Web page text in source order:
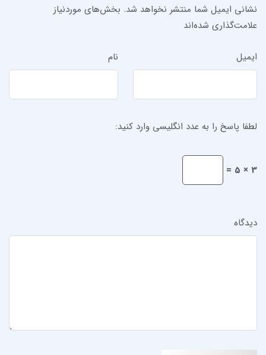
نشانی ایمیل شما منتشر نخواهد شد. بخش‌های موردنیاز
علامت‌گذاری شده‌اند
نام ایمیل
لطفا پاسخ را به عدد انگلیسی وارد کنید:
3 × 5 =
دیدگاه